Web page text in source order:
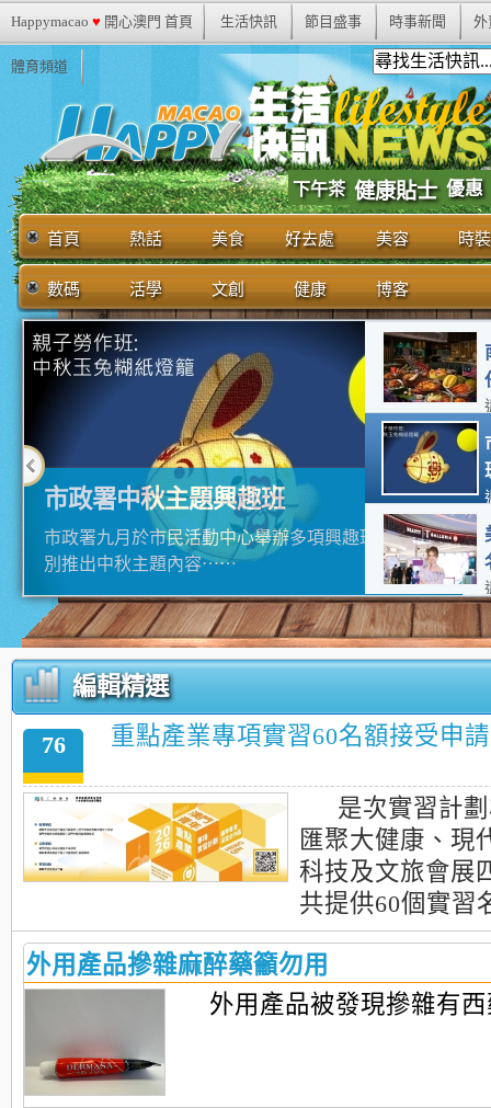
Happymacao ♥ 開心澳門 首頁 生活快訊 節目盛事 時事新聞 外
體育頻道
市政署中秋主題興趣班
市政署九月於市民活動中心舉辦多項興趣班，更特
別推出中秋主題內容⋯⋯
13:59
15:10
13:49
00:06
下午茶 健康貼士 優惠
首頁 熱話 美食 好去處 美容 時裝
數碼 活學 文創 健康 博客
編輯精選
重點產業專項實習60名額接受申請
是次實習計
匯聚大健康、現
科技及文旅會展
共提供60個實
76
外用產品摻雜麻醉藥籲勿用
外用產品被發現摻雜有